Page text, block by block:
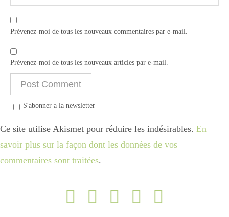
Prévenez-moi de tous les nouveaux commentaires par e-mail.
Prévenez-moi de tous les nouveaux articles par e-mail.
S'abonner a la newsletter
Ce site utilise Akismet pour réduire les indésirables. En
savoir plus sur la façon dont les données de vos
commentaires sont traitées.